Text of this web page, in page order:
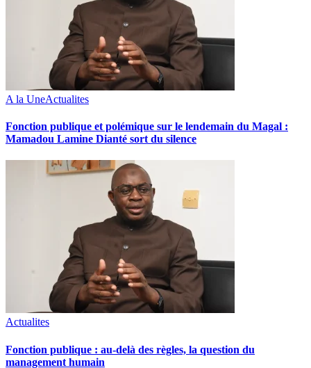
A la UneActualites
Fonction publique et polémique sur le lendemain du Magal :
Mamadou Lamine Dianté sort du silence
Actualites
Fonction publique : au-delà des règles, la question du
management humain